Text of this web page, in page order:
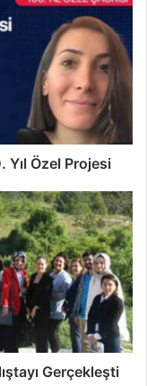
Yıl Özel Projesi
Gerçekleşti